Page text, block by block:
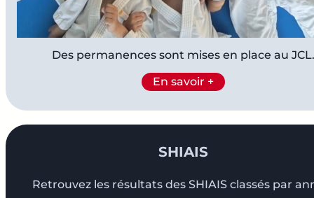
Des permanences sont mises en place au JCL.
En savoir +
SHIAIS
Retrouvez les résultats des SHIAIS classés par